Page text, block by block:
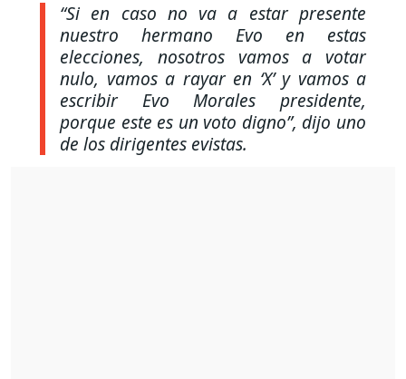
“Si en caso no va a estar presente
nuestro hermano Evo en estas
elecciones, nosotros vamos a votar
nulo, vamos a rayar en ‘X’ y vamos a
escribir Evo Morales presidente,
porque este es un voto digno”, dijo uno
de los dirigentes evistas.